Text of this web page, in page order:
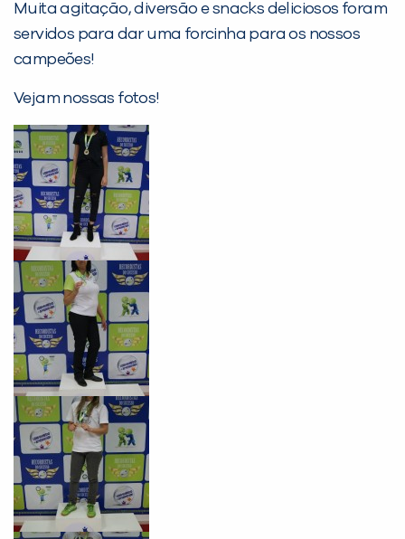
Muita agitação, diversão e snacks deliciosos foram
servidos para dar uma forcinha para os nossos
campeões!
Vejam nossas fotos!
PEÇA UMA DEMONSTRAÇÃO DE MÉTODO
Não encontramos nenhuma unidade
inFlux nesta cidade ou bairro que